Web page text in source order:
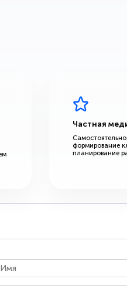
Частная
формирование
планирование